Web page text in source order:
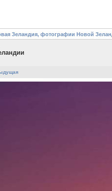
Зеландия, фотографии Новой